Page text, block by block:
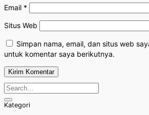
Email *
Situs Web
Simpan nama, email, dan situs web
untuk komentar saya berikutnya.
Kategori